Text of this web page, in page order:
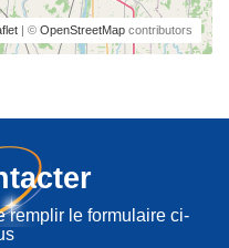
| © OpenStreetMap contributors
remplir le formulaire ci-